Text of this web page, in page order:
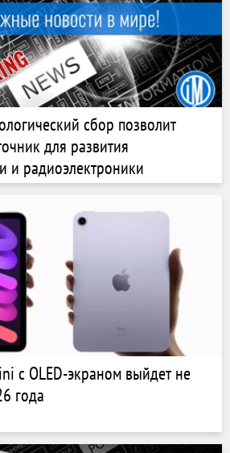
сбор позволит
для развития
и радиоэлектроники
с OLED-экраном выйдет не
года